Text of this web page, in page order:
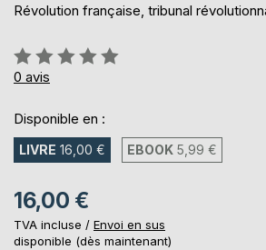
Révolution française, tribunal
Évaluation:
0%
0 avis
Disponible en :
LIVRE 16,00 € EBOOK 5,99 €
16,00 €
TVA incluse / Envoi en sus
disponible (dès maintenant)